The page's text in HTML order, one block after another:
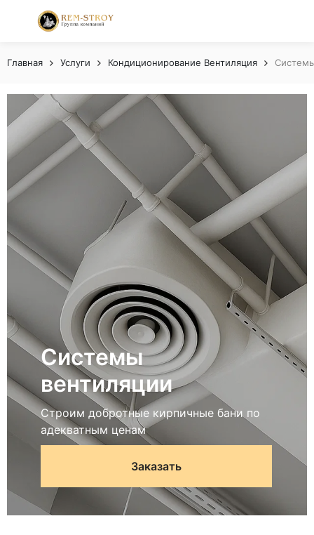
Главная Услуги Кондиционирование Вентиляция
Системы
вентиляции
Строим добротные кирпичные бани по
адекватным ценам
Заказать